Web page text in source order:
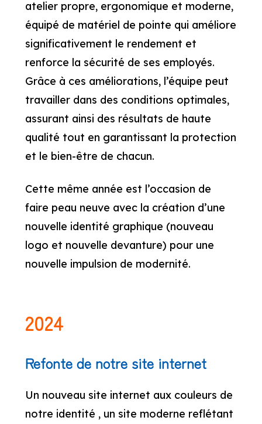
atelier propre, ergonomique et moderne,
équipé de matériel de pointe qui améliore
significativement le rendement et
renforce la sécurité de ses employés.
Grâce à ces améliorations, l’équipe peut
travailler dans des conditions optimales,
assurant ainsi des résultats de haute
qualité tout en garantissant la protection
et le bien-être de chacun.
Cette même année est l’occasion de
faire peau neuve avec la création d’une
nouvelle identité graphique (nouveau
logo et nouvelle devanture) pour une
nouvelle impulsion de modernité.
2024
Refonte de notre site internet
Un nouveau site internet aux couleurs de
notre identité , un site moderne reflétant